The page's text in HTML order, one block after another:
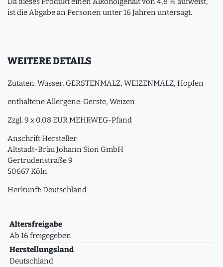
ist die Abgabe an Personen unter 16 Jahren untersagt.
WEITERE DETAILS
Zutaten: Wasser, GERSTENMALZ, WEIZENMALZ, Hopfen
enthaltene Allergene: Gerste, Weizen
Zzgl. 9 x 0,08 EUR MEHRWEG-Pfand
Anschrift Hersteller:
Altstadt-Bräu Johann Sion GmbH
Gertrudenstraße 9
50667 Köln
Herkunft: Deutschland
Altersfreigabe
Ab 16 freigegeben
Herstellungsland
Deutschland